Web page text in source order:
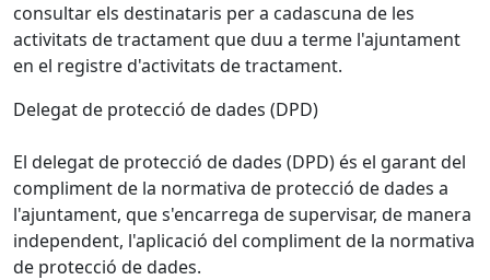
consultar els destinataris per a cadascuna de les
activitats de tractament que duu a terme l'ajuntament
en el registre d'activitats de tractament.
Delegat de protecció de dades (DPD)
El delegat de protecció de dades (DPD) és el garant del
compliment de la normativa de protecció de dades a
l'ajuntament, que s'encarrega de supervisar, de manera
independent, l'aplicació del compliment de la normativa
de protecció de dades.